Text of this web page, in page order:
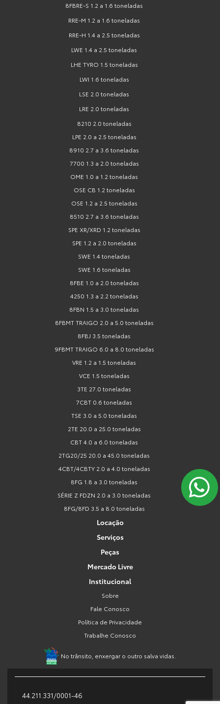
8FBRE-S 1.2 a 1.6 toneladas
RRE-M 1.2 a 1.6 toneladas
RRE-H 1.4 a 2.5 toneladas
LWE 1.4 a 2.5 toneladas
LHE TYRO 1.5 toneladas
LWI 1.6 toneladas
LSE 2.0 toneladas
LRE 2.0 toneladas
8210 2.0 toneladas
LPE 2.0 a 2.5 toneladas
8910 2.7 a 3.6 toneladas
7700 1.3 a 2.0 toneladas
OME 1.0 a 1.2 toneladas
OSE CB 1.2 toneladas
OSE 1.2 a 2.5 toneladas
8510 2.7 a 3.6 toneladas
SPE XR/XRD 1.2 toneladas
SPE 1.2 a 2.0 toneladas
SWE 1.4 toneladas
SWE 1.6 toneladas
8FBE 1.0 a 2.0 toneladas
4250 1.3 a 2.2 toneladas
8FBN 1.5 a 3.0 toneladas
8FBMT TRAIGO 2.0 a 5.0 toneladas
8FBJ 3.5 toneladas
9FBMT TRAIGO 6.0 a 8.0 toneladas
VRE 1.2 a 1.5 toneladas
VCE 1.5 toneladas
3TE 27.0 toneladas
7CBT 0.6 toneladas
TSE 3.0 a 5.0 toneladas
2TE 20.0 a 25.0 toneladas
CBT 4.0 a 6.0 toneladas
2TG20/25 20.0 a 45.0 toneladas
4CBT/4CBTY 2.0 a 4.0 toneladas
8FG 1.8 a 3.0 toneladas
SÉRIE Z FDZN 2.0 a 3.0 toneladas
8FG/8FD 3.5 a 8.0 toneladas
Locação
Serviços
Peças
Mercado Livre
Institucional
Sobre
Fale Conosco
Política de Privacidade
Trabalhe Conosco
No trânsito, enxergar o outro salva vidas.
44.211.331/0001-46